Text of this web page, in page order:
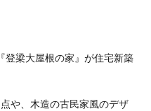
登梁大屋根の家』が住宅新築
や、木造の古民家風のデザ